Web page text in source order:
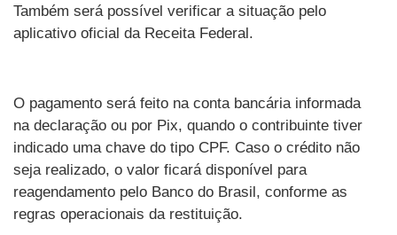
Também será possível verificar a situação pelo
aplicativo oficial da Receita Federal.
O pagamento será feito na conta bancária informada
na declaração ou por Pix, quando o contribuinte tiver
indicado uma chave do tipo CPF. Caso o crédito não
seja realizado, o valor ficará disponível para
reagendamento pelo Banco do Brasil, conforme as
regras operacionais da restituição.